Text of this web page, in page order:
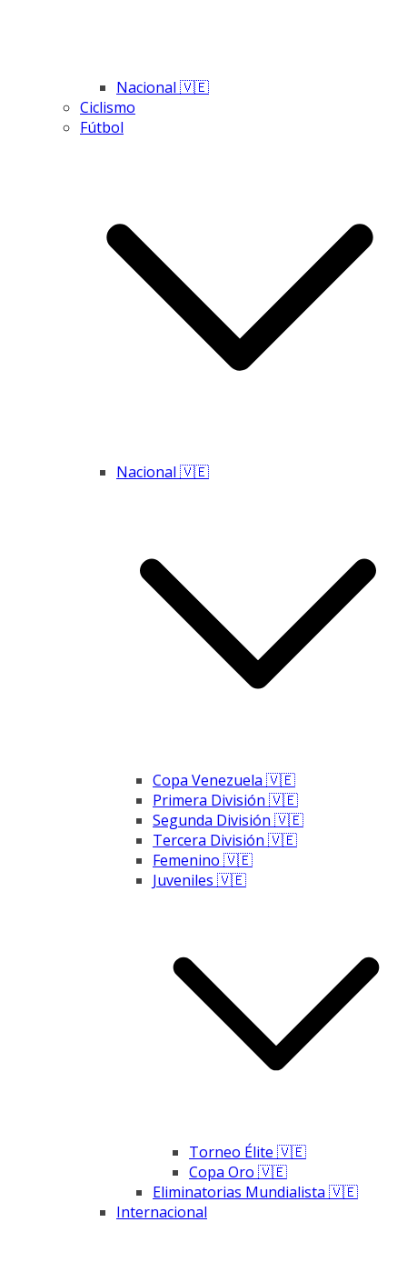
Nacional 🇻🇪
Ciclismo
Fútbol
Nacional 🇻🇪
Copa Venezuela 🇻🇪
Primera División 🇻🇪
Segunda División 🇻🇪
Tercera División 🇻🇪
Femenino 🇻🇪
Juveniles 🇻🇪
Torneo Élite 🇻🇪
Copa Oro 🇻🇪
Eliminatorias Mundialista 🇻🇪
Internacional